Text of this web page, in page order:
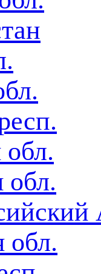
обл.
обл.
обл.